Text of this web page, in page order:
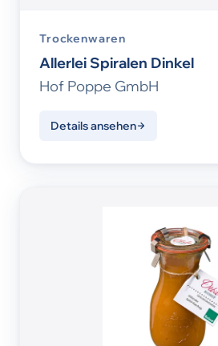
Trockenwaren
Allerlei Spiralen Dinkel
Hof Poppe GmbH
Details ansehen